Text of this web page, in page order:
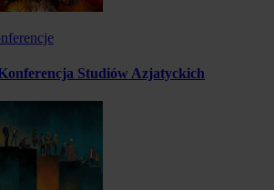
Studiów Azjatyckich